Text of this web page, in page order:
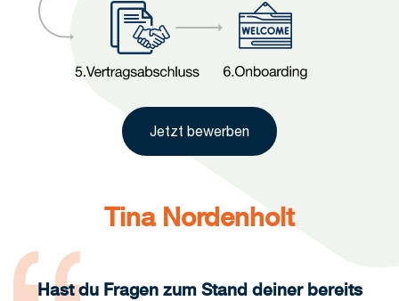
Jetzt bewerben
Tina Nordenholt
Hast du Fragen zum Stand deiner bereits